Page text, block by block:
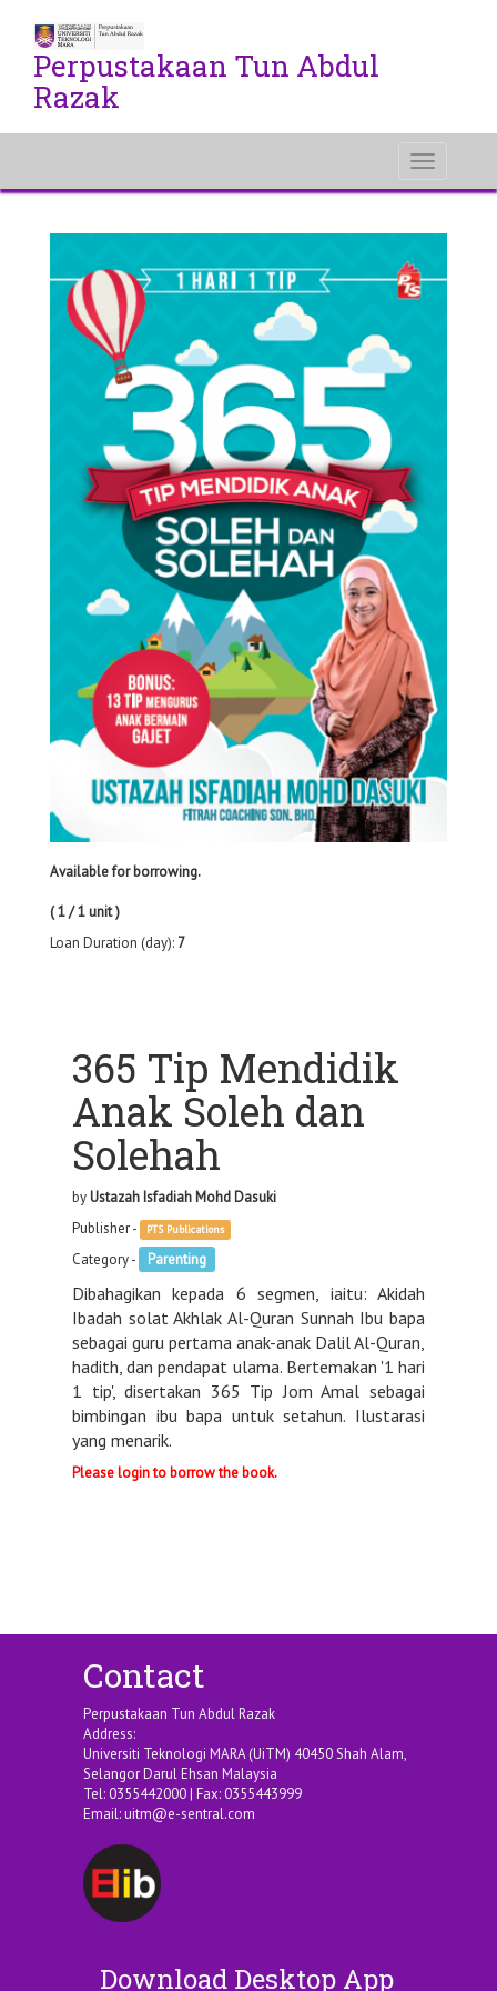
Perpustakaan Tun Abdul
Razak
Toggle
Available for borrowing.
( 1 / 1 unit )
Loan Duration (day): 7
365 Tip Mendidik
Anak Soleh dan
Solehah
byUstazah Isfadiah Mohd Dasuki
Publisher -
PTS Publications
Category - Parenting
Dibahagikan kepada 6 segmen, iaitu: Akidah
Ibadah solat Akhlak Al-Quran Sunnah Ibu bapa
sebagai guru pertama anak-anak Dalil Al-Quran,
hadith, dan pendapat ulama. Bertemakan '1 hari
1 tip', disertakan 365 Tip Jom Amal sebagai
bimbingan ibu bapa untuk setahun. Ilustarasi
yang menarik.
Please login to borrow the book.
Contact
Perpustakaan Tun Abdul Razak
Address:
Universiti Teknologi MARA (UiTM) 40450 Shah Alam,
Selangor Darul Ehsan Malaysia
Tel: 0355442000 | Fax: 0355443999
Email:uitm@e-sentral.com
Download Desktop App